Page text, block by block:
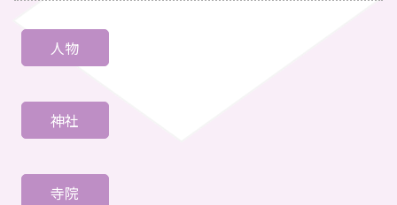
人物
神社
寺院